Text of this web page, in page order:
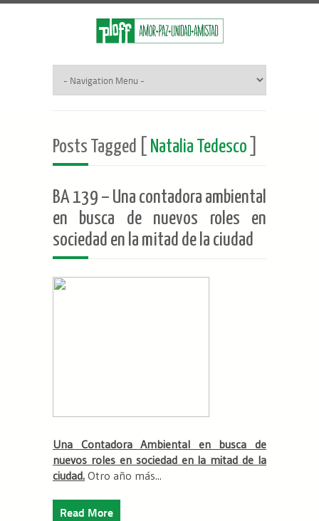
Posts Tagged [ Natalia Tedesco
BA 139 – Una contadora ambiental
en busca de nuevos roles en
sociedad en la mitad de la ciudad
Una Contadora Ambiental en busca de
nuevos roles en sociedad en la mitad de la
ciudad. Otro año más...
Read More